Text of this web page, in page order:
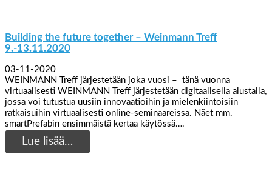
Building the future together – Weinmann Treff
9.-13.11.2020
03-11-2020
WEINMANN Treff järjestetään joka vuosi – tänä vuonna
virtuaalisesti WEINMANN Treff järjestetään digitaalisella alustalla,
jossa voi tutustua uusiin innovaatioihin ja mielenkiintoisiin
ratkaisuihin virtuaalisesti online-seminaareissa. Näet mm.
smartPrefabin ensimmäistä kertaa käytössä….
Lue lisää…